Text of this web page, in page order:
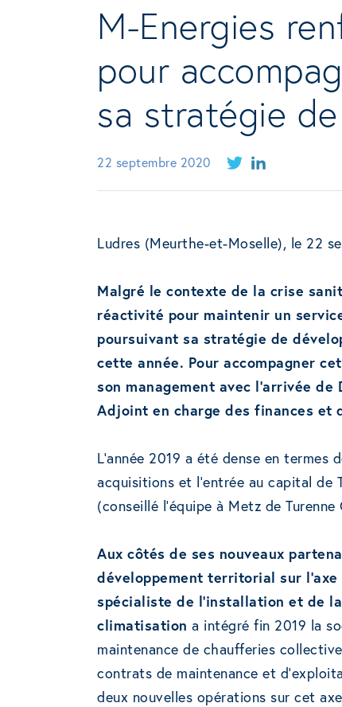
M-Energies
pour
sa stratégie
22 septembre 2020
Ludres (Meurthe-et-Moselle), le 22
Malgré le contexte de la crise
réactivité pour maintenir un
poursuivant sa stratégie de
cette année. Pour accompagner
son management avec l’arrivée
Adjoint en charge des finances et
L’année 2019 a été dense en
acquisitions et l’entrée au capital de
(conseillé l’équipe à Metz de
Aux côtés de ses nouveaux
développement territorial sur
spécialiste de l’installation et de
climatisation a intégré fin 2019 la
maintenance de chaufferies
contrats de maintenance et
deux nouvelles opérations sur cet